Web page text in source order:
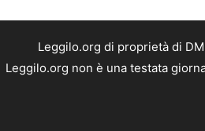
Leggilo.org di proprietà di
Leggilo.org non è una testata